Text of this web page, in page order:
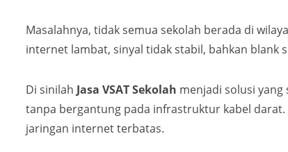
Masalahnya, tidak semua sekolah berada di
internet lambat, sinyal tidak stabil, bahkan
Di sinilah Jasa VSAT Sekolah menjadi solusi yang
tanpa bergantung pada infrastruktur kabel
jaringan internet terbatas.